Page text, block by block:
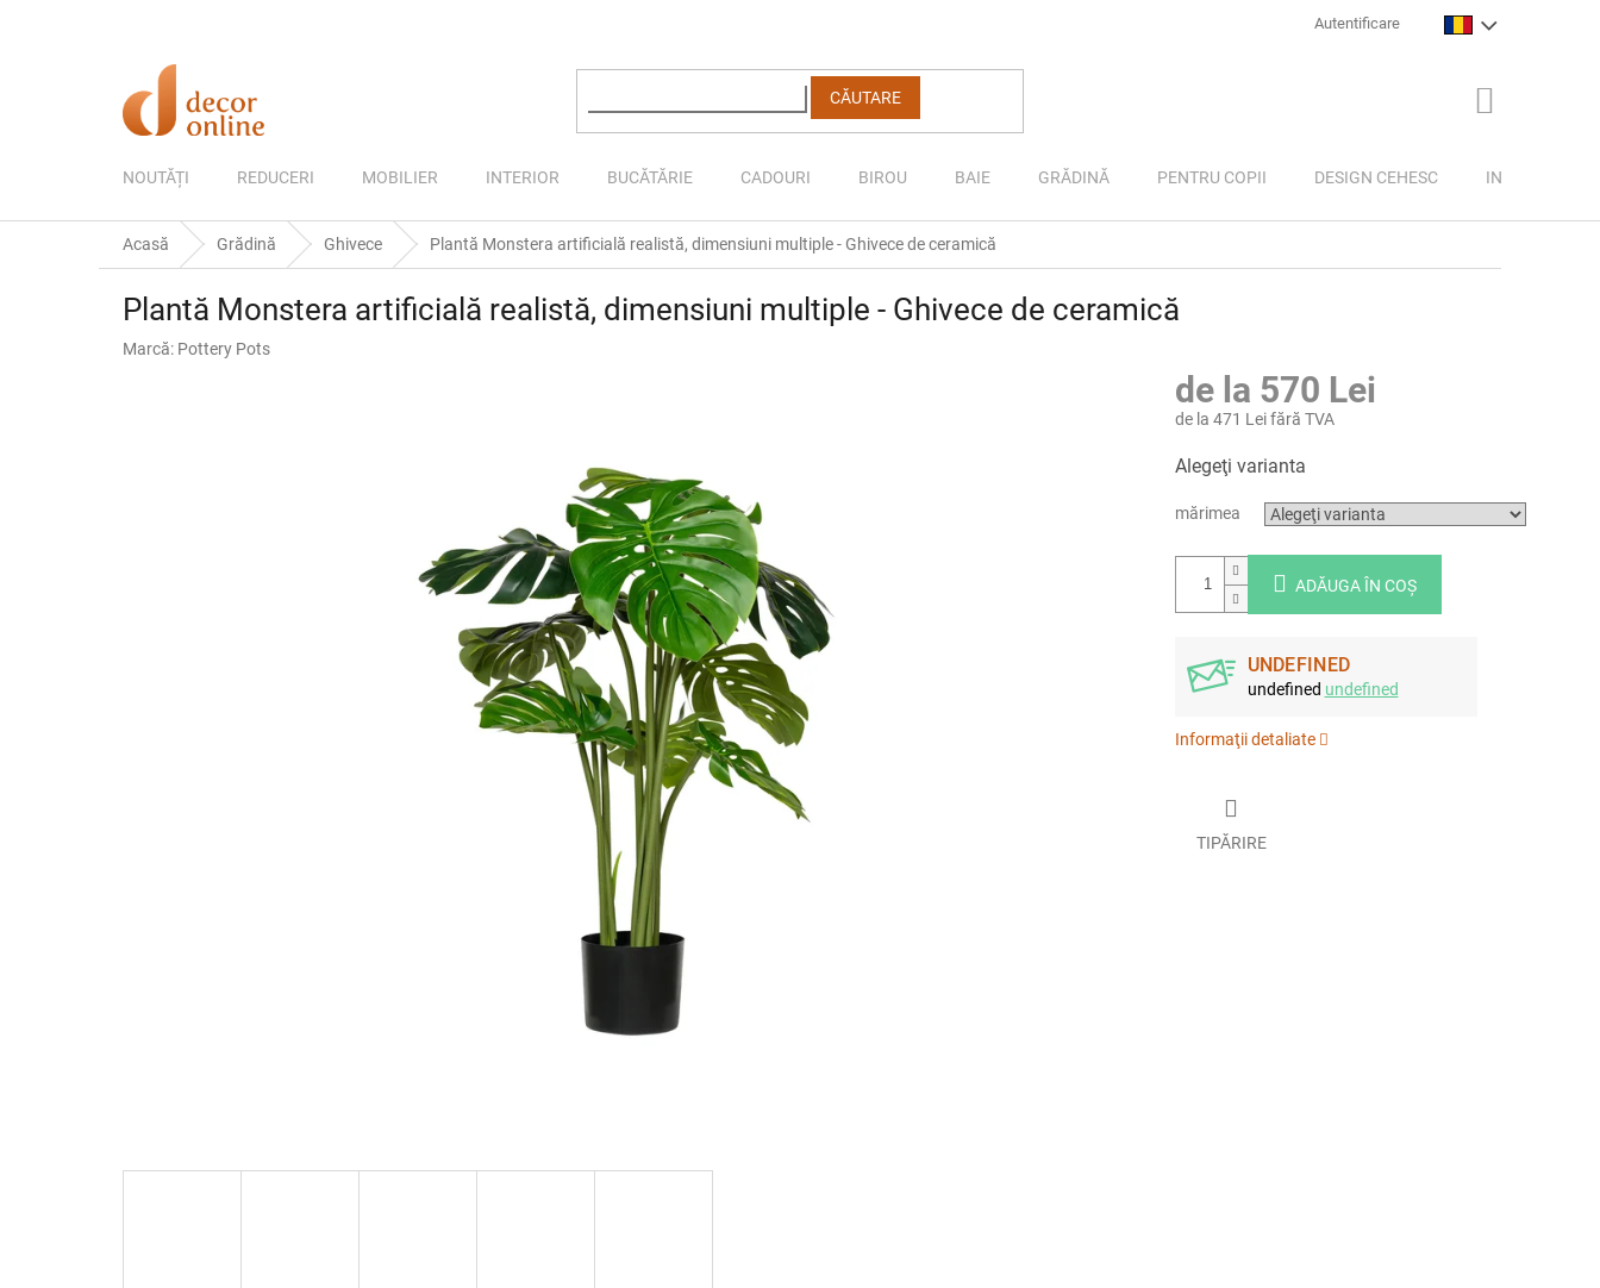
Autentificare
CĂUTARE
NOUTĂȚI REDUCERI MOBILIER INTERIOR BUCĂTĂRIE CADOURI BIROU BAIE GRĂDINĂ PENTRU COPII DESIGN CEHESC INSPIRAȚIE
Acasă Grădină Ghivece Plantă Monstera artificială realistă, dimensiuni multiple - Ghivece de ceramică
Plantă Monstera artificială realistă, dimensiuni multiple - Ghivece de ceramică
Marcă: Pottery Pots
de la 570 Lei
de la 471 Leifără TVA
preţ:
Alegeţi varianta
mărimea
ADĂUGA ÎN COŞ
UNDEFINED
undefined undefined
Informaţii detaliate
TIPĂRIRE